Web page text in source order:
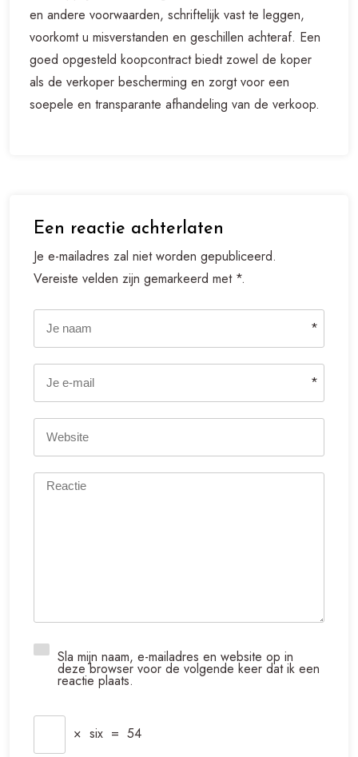
en andere voorwaarden, schriftelijk vast te leggen,
voorkomt u misverstanden en geschillen achteraf. Een
goed opgesteld koopcontract biedt zowel de koper
als de verkoper bescherming en zorgt voor een
soepele en transparante afhandeling van de verkoop.
Een reactie achterlaten
Je e-mailadres zal niet worden gepubliceerd.
Vereiste velden zijn gemarkeerd met *.
*
*
Sla mijn naam, e-mailadres en website op in
deze browser voor de volgende keer dat ik een
reactie plaats.
× six = 54